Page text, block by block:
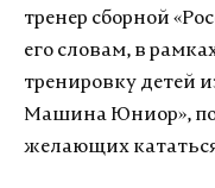
тренер сборной
его словам, в
тренировку детей
Машина Юниор»,
желающих